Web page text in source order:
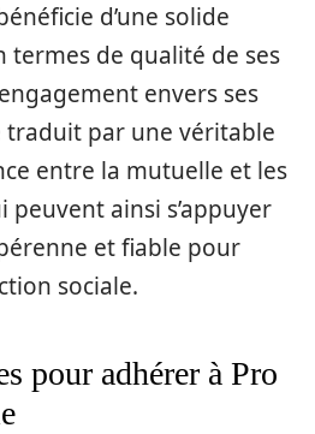
d’une solide
de qualité de ses
envers ses
traduit par une véritable
entre la mutuelle et les
ainsi s’appuyer
et fiable pour
sociale.
pour adhérer à Pro